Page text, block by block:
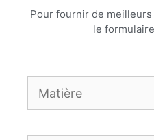
Pour fournir de
le